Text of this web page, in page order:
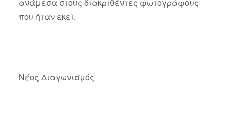
ανάμεσα στους διακριθέντες φωτογράφους
που ήταν εκεί.
Νέος Διαγωνισμός